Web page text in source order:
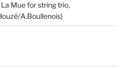
Mue for string trio,
A.Boullenois)